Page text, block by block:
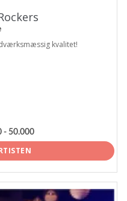
kvalitet!
- 50.000